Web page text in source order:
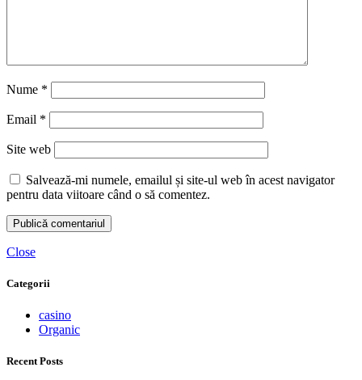
Nume *
Email *
Site web
Salvează-mi numele, emailul și site-ul web în acest navigator
pentru data viitoare când o să comentez.
Close
Categorii
casino
Organic
Recent Posts